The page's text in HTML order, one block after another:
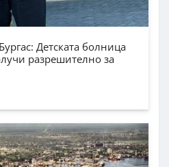
Детската болница
разрешително за